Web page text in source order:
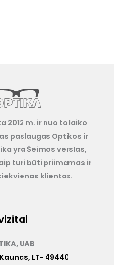
2012 m. ir nuo to laiko
paslaugas Optikos ir
yra Šeimos verslas,
turi būti priimamas ir
klientas.
UAB
LT- 49440